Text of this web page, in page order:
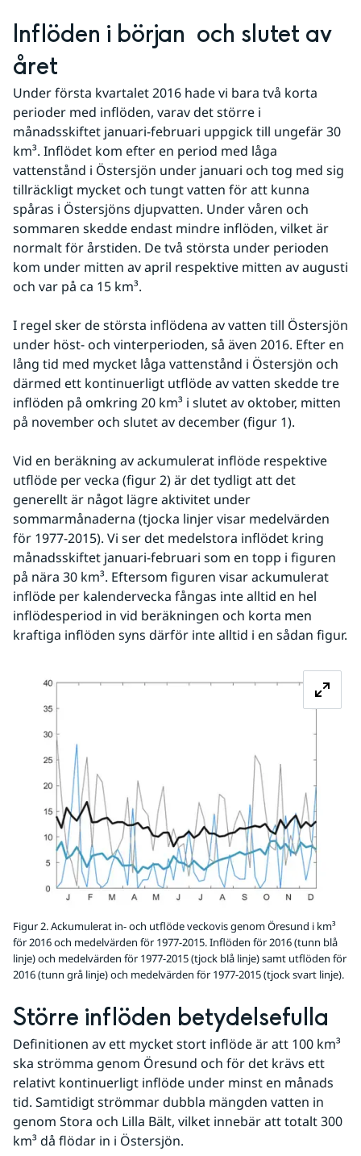
Inflöden i början  och slutet av
året
Under första kvartalet 2016 hade vi bara två korta
perioder med inflöden, varav det större i
månadsskiftet januari-februari uppgick till ungefär 30
km³. Inflödet kom efter en period med låga
vattenstånd i Östersjön under januari och tog med sig
tillräckligt mycket och tungt vatten för att kunna
spåras i Östersjöns djupvatten. Under våren och
sommaren skedde endast mindre inflöden, vilket är
normalt för årstiden. De två största under perioden
kom under mitten av april respektive mitten av augusti
och var på ca 15 km³.
I regel sker de största inflödena av vatten till Östersjön
under höst- och vinterperioden, så även 2016. Efter en
lång tid med mycket låga vattenstånd i Östersjön och
därmed ett kontinuerligt utflöde av vatten skedde tre
inflöden på omkring 20 km³ i slutet av oktober, mitten
på november och slutet av december (figur 1).
Vid en beräkning av ackumulerat inflöde respektive
utflöde per vecka (figur 2) är det tydligt att det
generellt är något lägre aktivitet under
sommarmånaderna (tjocka linjer visar medelvärden
för 1977-2015). Vi ser det medelstora inflödet kring
månadsskiftet januari-februari som en topp i figuren
på nära 30 km³. Eftersom figuren visar ackumulerat
inflöde per kalendervecka fångas inte alltid en hel
inflödesperiod in vid beräkningen och korta men
kraftiga inflöden syns därför inte alltid i en sådan figur.
Figur 2. Ackumulerat in- och utflöde veckovis genom Öresund i km³
för 2016 och medelvärden för 1977-2015. Inflöden för 2016 (tunn blå
linje) och medelvärden för 1977-2015 (tjock blå linje) samt utflöden för
2016 (tunn grå linje) och medelvärden för 1977-2015 (tjock svart linje).
Större inflöden betydelsefulla
Definitionen av ett mycket stort inflöde är att 100 km³
ska strömma genom Öresund och för det krävs ett
relativt kontinuerligt inflöde under minst en månads
tid. Samtidigt strömmar dubbla mängden vatten in
genom Stora och Lilla Bält, vilket innebär att totalt 300
km³ då flödar in i Östersjön.